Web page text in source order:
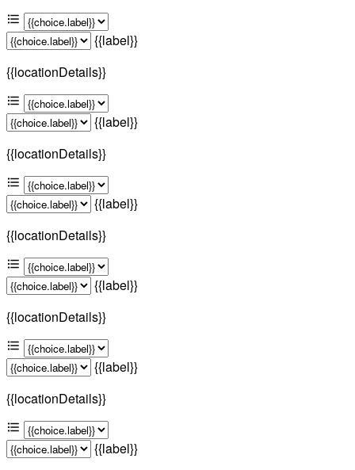
{{label}}
{{locationDetails}}
{{label}}
{{locationDetails}}
{{label}}
{{locationDetails}}
{{label}}
{{locationDetails}}
{{label}}
{{locationDetails}}
{{label}}